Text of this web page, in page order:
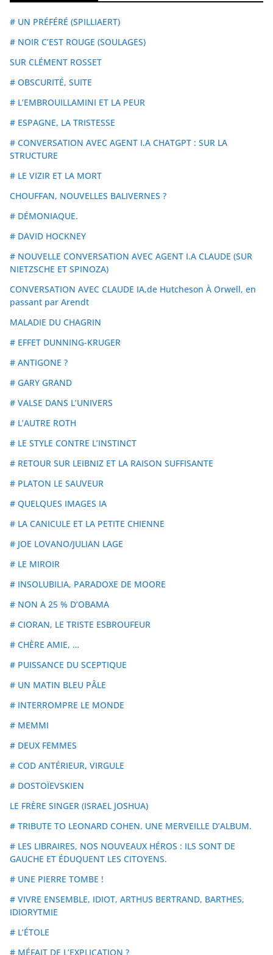
# UN PRÉFÉRÉ (SPILLIAERT)
# NOIR C’EST ROUGE (SOULAGES)
SUR CLÉMENT ROSSET
# OBSCURITÉ, SUITE
# L’EMBROUILLAMINI ET LA PEUR
# ESPAGNE, LA TRISTESSE
# CONVERSATION AVEC AGENT I.A CHATGPT : SUR LA
STRUCTURE
# LE VIZIR ET LA MORT
CHOUFFAN, NOUVELLES BALIVERNES ?
# DÉMONIAQUE.
# DAVID HOCKNEY
# NOUVELLE CONVERSATION AVEC AGENT I.A CLAUDE (SUR
NIETZSCHE ET SPINOZA)
CONVERSATION AVEC CLAUDE IA,de Hutcheson À Orwell, en
passant par Arendt
MALADIE DU CHAGRIN
# EFFET DUNNING-KRUGER
# ANTIGONE ?
# GARY GRAND
# VALSE DANS L’UNIVERS
# L’AUTRE ROTH
# LE STYLE CONTRE L’INSTINCT
# RETOUR SUR LEIBNIZ ET LA RAISON SUFFISANTE
# PLATON LE SAUVEUR
# QUELQUES IMAGES IA
# LA CANICULE ET LA PETITE CHIENNE
# JOE LOVANO/JULIAN LAGE
# LE MIROIR
# INSOLUBILIA, PARADOXE DE MOORE
# NON A 25 % D’OBAMA
# CIORAN, LE TRISTE ESBROUFEUR
# CHÈRE AMIE, …
# PUISSANCE DU SCEPTIQUE
# UN MATIN BLEU PÂLE
# INTERROMPRE LE MONDE
# MEMMI
# DEUX FEMMES
# COD ANTÉRIEUR, VIRGULE
# DOSTOÏEVSKIEN
LE FRÈRE SINGER (ISRAEL JOSHUA)
# TRIBUTE TO LEONARD COHEN. UNE MERVEILLE D’ALBUM.
# LES LIBRAIRES, NOS NOUVEAUX HÉROS : ILS SONT DE
GAUCHE ET ÉDUQUENT LES CITOYENS.
# UNE PIERRE TOMBE !
# VIVRE ENSEMBLE, IDIOT, ARTHUS BERTRAND, BARTHES,
IDIORYTMIE
# L’ÉTOLE
# MÉFAIT DE L’EXPLICATION ?